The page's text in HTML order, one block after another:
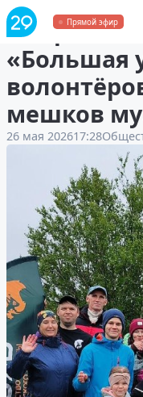
Прямой эфир
В
«Большая
мешков
26 мая 202617:28